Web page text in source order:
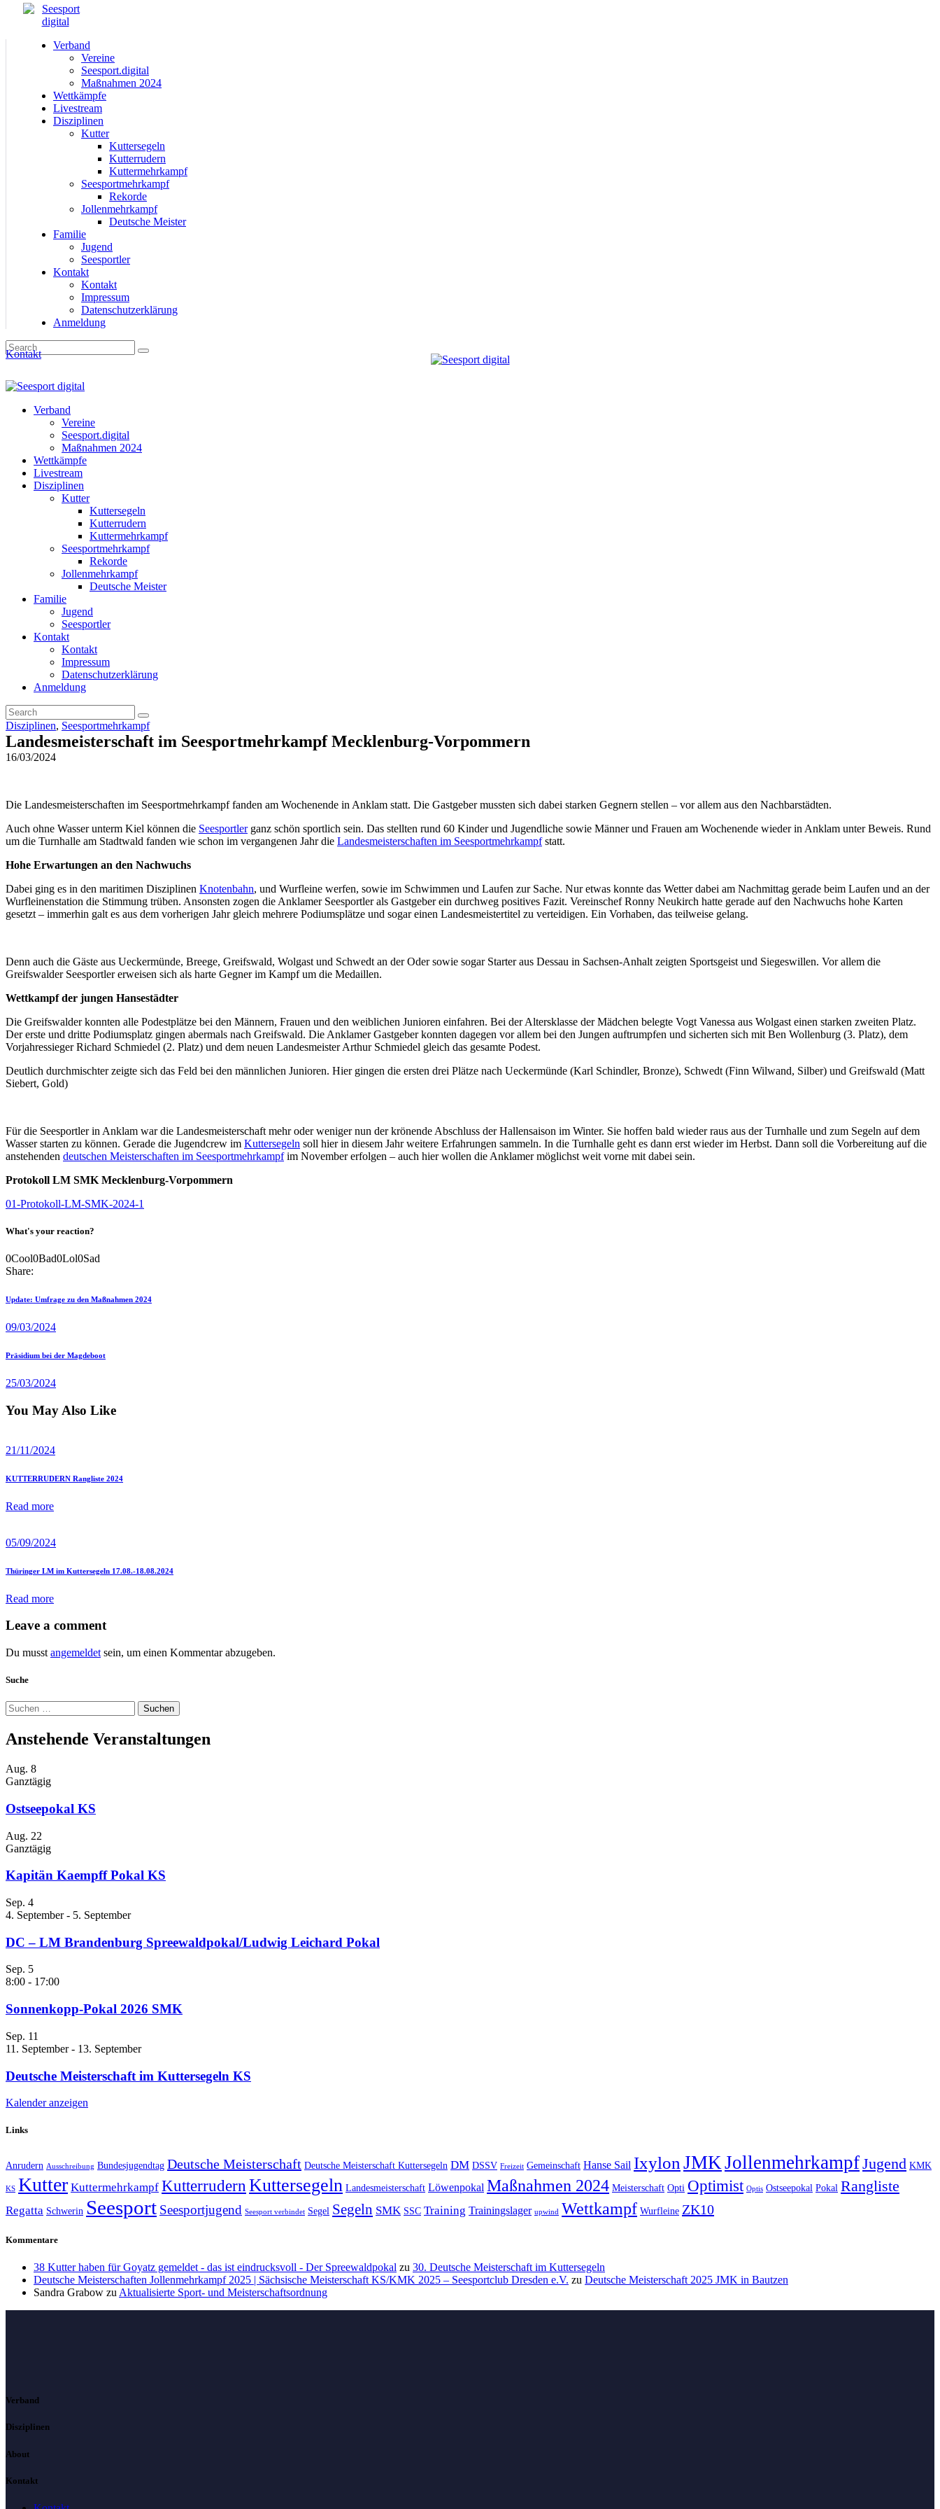
Verband
Vereine
Seesport.digital
Maßnahmen 2024
Wettkämpfe
Livestream
Disziplinen
Kutter
Kuttersegeln
Kutterrudern
Kuttermehrkampf
Seesportmehrkampf
Rekorde
Jollenmehrkampf
Deutsche Meister
Familie
Jugend
Seesportler
Kontakt
Kontakt
Impressum
Datenschutzerklärung
Anmeldung
Kontakt
Verband
Vereine
Seesport.digital
Maßnahmen 2024
Wettkämpfe
Livestream
Disziplinen
Kutter
Kuttersegeln
Kutterrudern
Kuttermehrkampf
Seesportmehrkampf
Rekorde
Jollenmehrkampf
Deutsche Meister
Familie
Jugend
Seesportler
Kontakt
Kontakt
Impressum
Datenschutzerklärung
Anmeldung
Disziplinen, Seesportmehrkampf
Landesmeisterschaft im Seesportmehrkampf Mecklenburg-Vorpommern
16/03/2024
Die Landesmeisterschaften im Seesportmehrkampf fanden am Wochenende in Anklam statt. Die Gastgeber mussten sich dabei starken Gegnern stellen – vor allem aus den Nachbarstädten.
Auch ohne Wasser unterm Kiel können die Seesportlerganz schön sportlich sein. Das stellten rund 60 Kinder und Jugendliche sowie Männer und Frauen am Wochenende wieder in Anklam unter Beweis. Rund
um die Turnhalle am Stadtwald fanden wie schon im vergangenen Jahr die Landesmeisterschaften im Seesportmehrkampfstatt.
Hohe Erwartungen an den Nachwuchs
Dabei ging es in den maritimen Disziplinen Knotenbahn, und Wurfleine werfen, sowie im Schwimmen und Laufen zur Sache. Nur etwas konnte das Wetter dabei am Nachmittag gerade beim Laufen und an der
Wurfleinenstation die Stimmung trüben. Ansonsten zogen die Anklamer Seesportler als Gastgeber ein durchweg positives Fazit. Vereinschef Ronny Neukirch hatte gerade auf den Nachwuchs hohe Karten
gesetzt – immerhin galt es aus dem vorherigen Jahr gleich mehrere Podiumsplätze und sogar einen Landesmeistertitel zu verteidigen. Ein Vorhaben, das teilweise gelang.
Denn auch die Gäste aus Ueckermünde, Breege, Greifswald, Wolgast und Schwedt an der Oder sowie sogar Starter aus Dessau in Sachsen-Anhalt zeigten Sportsgeist und Siegeswillen. Vor allem die
Greifswalder Seesportler erweisen sich als harte Gegner im Kampf um die Medaillen.
Wettkampf der jungen Hansestädter
Die Greifswalder konnten alle Podestplätze bei den Männern, Frauen und den weiblichen Junioren einfahren. Bei der Altersklasse der Mädchen belegte Vogt Vanessa aus Wolgast einen starken zweiten Platz.
Der erste und dritte Podiumsplatz gingen abermals nach Greifswald. Die Anklamer Gastgeber konnten dagegen vor allem bei den Jungen auftrumpfen und sicherten sich mit Ben Wollenburg (3. Platz), dem
Vorjahressieger Richard Schmiedel (2. Platz) und dem neuen Landesmeister Arthur Schmiedel gleich das gesamte Podest.
Deutlich durchmischter zeigte sich das Feld bei den männlichen Junioren. Hier gingen die ersten drei Plätze nach Ueckermünde (Karl Schindler, Bronze), Schwedt (Finn Wilwand, Silber) und Greifswald (Matt
Siebert, Gold)
Für die Seesportler in Anklam war die Landesmeisterschaft mehr oder weniger nun der krönende Abschluss der Hallensaison im Winter. Sie hoffen bald wieder raus aus der Turnhalle und zum Segeln auf dem
Wasser starten zu können. Gerade die Jugendcrew im Kuttersegeln soll hier in diesem Jahr weitere Erfahrungen sammeln. In die Turnhalle geht es dann erst wieder im Herbst. Dann soll die Vorbereitung auf die
anstehenden deutschen Meisterschaften im Seesportmehrkampfim November erfolgen – auch hier wollen die Anklamer möglichst weit vorne mit dabei sein.
Protokoll LM SMK Mecklenburg-Vorpommern
01-Protokoll-LM-SMK-2024-1
What's your reaction?
0Cool0Bad0Lol0Sad
Share:
Beitragsnavigation
Previous
Update: Umfrage zu den Maßnahmen 2024
09/03/2024
Next
Präsidium bei der Magdeboot
25/03/2024
You May Also Like
21/11/2024
KUTTERRUDERN Rangliste 2024
Read more
05/09/2024
Thüringer LM im Kuttersegeln 17.08.-18.08.2024
Read more
Leave a comment
Du musst angemeldet sein, um einen Kommentar abzugeben.
Suche
Suchen
nach:
Anstehende Veranstaltungen
Aug. 8
Ganztägig
Ostseepokal KS
Aug. 22
Ganztägig
Kapitän Kaempff Pokal KS
Sep. 4
4. September- 5. September
DC – LM Brandenburg Spreewaldpokal/Ludwig Leichard Pokal
Sep. 5
8:00 - 17:00
Sonnenkopp-Pokal 2026 SMK
Sep. 11
11. September- 13. September
Deutsche Meisterschaft im Kuttersegeln KS
Kalender anzeigen
Links
Anrudern Ausschreibung Bundesjugendtag Deutsche Meisterschaft Deutsche Meisterschaft Kuttersegeln DM DSSV Freizeit Gemeinschaft Hanse Sail Ixylon JMK JollenmehrkampfJugend KMK
KS Kutter Kuttermehrkampf Kutterrudern Kuttersegeln Landesmeisterschaft Löwenpokal Maßnahmen 2024 Meisterschaft Opti Optimist Optis Ostseepokal Pokal Rangliste
Regatta Schwerin Seesport Seesportjugend Seesport verbindet Segel Segeln SMK SSC Training Trainingslager upwind Wettkampf Wurfleine ZK10
Kommentare
38 Kutter haben für Goyatz gemeldet - das ist eindrucksvoll - Der Spreewaldpokal zu 30. Deutsche Meisterschaft im Kuttersegeln
Deutsche Meisterschaften Jollenmehrkampf 2025 | Sächsische Meisterschaft KS/KMK 2025 – Seesportclub Dresden e.V. zu Deutsche Meisterschaft 2025 JMK in Bautzen
Sandra Grabow zu Aktualisierte Sport- und Meisterschaftsordnung
Verband
Disziplinen
About
Kontakt